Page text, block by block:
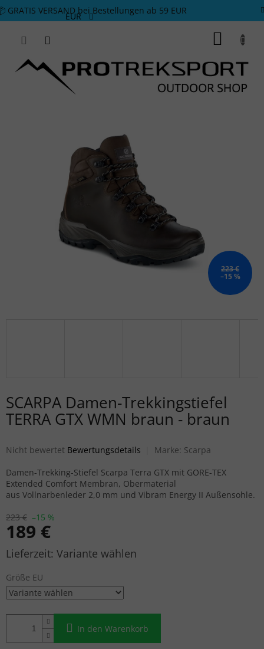
Zum Inhalt springen
GRATIS VERSAND bei Bestellungen ab 59 EUR
EUR
223 €
–15 %
SCARPA Damen-Trekkingstiefel
TERRA GTX WMN braun - braun
Die durchschnittliche Produktbewertung ist 0,0 von 5 Sternen.
Nicht bewertet Bewertungsdetails Marke: Scarpa
223 € –15 %
189 €
Verkaufspreis:Variante wählen
Größe EU
In den Warenkorb
Damen-Trekking-Stiefel Scarpa Terra GTX mit GORE-TEX
Extended Comfort Membran, Obermaterial
aus Vollnarbenleder 2,0 mm und Vibram Energy II Außensohle.